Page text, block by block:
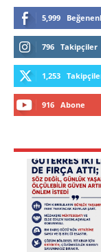
5,999
796 Takipçiler
1,253
916 Abone